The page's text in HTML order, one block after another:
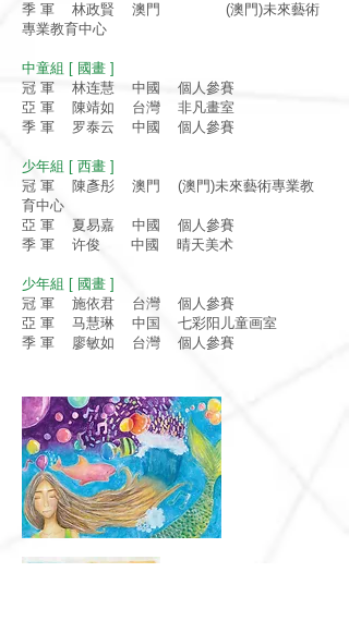
季 軍 林政賢 澳門 (澳門)未來藝術
專業教育中心
中童組 [ 國畫 ]
冠 軍 林连慧 中國 個人參賽
亞 軍 陳靖如 台灣 非凡畫室
季 軍 罗泰云 中國 個人參賽
少年組 [ 西畫 ]
冠 軍 陳彥彤 澳門 (澳門)未來藝術專業教
育中心
亞 軍 夏易嘉 中國 個人參賽
季 軍 许俊 中國 晴天美术
少年組 [ 國畫 ]
冠 軍 施依君 台灣 個人參賽
亞 軍 马慧琳 中国 七彩阳儿童画室
季 軍 廖敏如 台灣 個人參賽